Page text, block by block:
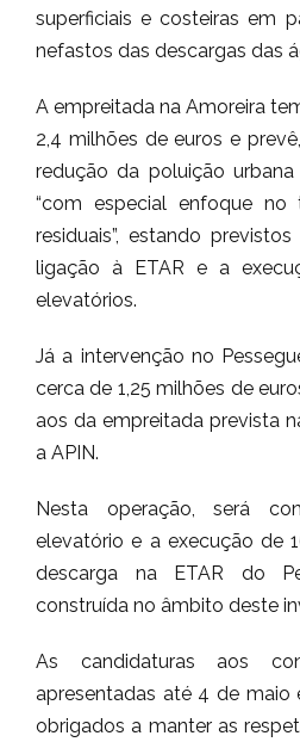
superficiais e costeiras em
nefastos das descargas das
A empreitada na Amoreira
2,4 milhões de euros e
redução da poluição
“com especial enfoque no
residuais”, estando
ligação à ETAR e a
elevatórios.
Já a intervenção no
cerca de 1,25 milhões de
aos da empreitada prevista
a APIN.
Nesta operação, será
elevatório e a execução de
descarga na ETAR do
construída no âmbito deste
As candidaturas aos
apresentadas até 4 de maio
obrigados a manter as